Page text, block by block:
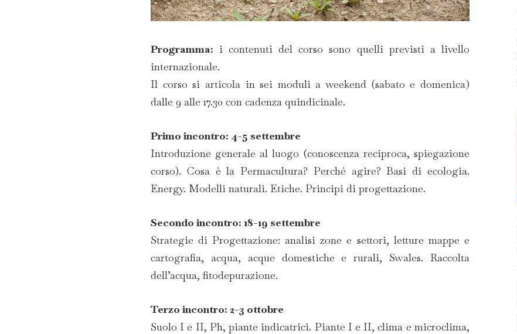
Programma: i contenuti del corso sono quelli previsti a livello
internazionale.
Il corso si articola in sei moduli a weekend (sabato e domenica)
dalle 9 alle 17.30 con cadenza quindicinale.
Primo incontro: 4-5 settembre
Introduzione generale al luogo (conoscenza reciproca, spiegazione
corso). Cosa è la Permacultura? Perché agire? Basi di ecologia.
Energy. Modelli naturali. Etiche. Principi di progettazione.
Secondo incontro: 18-19 settembre
Strategie di Progettazione: analisi zone e settori, letture mappe e
cartografia, acqua, acque domestiche e rurali, Swales. Raccolta
dell’acqua, fitodepurazione.
Terzo incontro: 2-3 ottobre
Suolo I e II, Ph, piante indicatrici. Piante I e II, clima e microclima,